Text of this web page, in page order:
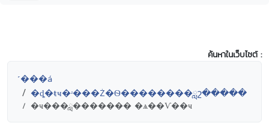
ค้นหาในเว็บไซต์ :
˹���á
�ȡ�ŧҹ�ʴ���Ż�Ѳ��������ླշ�����
�ҹ���ླ������� �ѧ��Ѵ��ҹ